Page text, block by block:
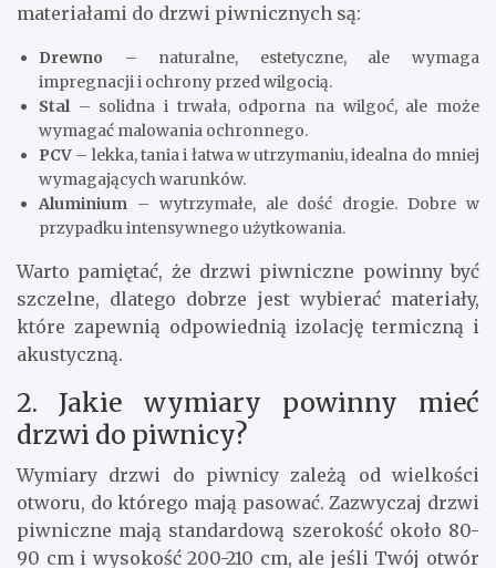
materiałami do drzwi piwnicznych są:
Drewno – naturalne, estetyczne, ale wymaga
impregnacji i ochrony przed wilgocią.
Stal– solidna i trwała, odporna na wilgoć, ale może
wymagać malowania ochronnego.
PCV – lekka, tania i łatwa w utrzymaniu, idealna do mniej
wymagających warunków.
Aluminium – wytrzymałe, ale dość drogie. Dobre w
przypadku intensywnego użytkowania.
Warto pamiętać, że drzwi piwniczne powinny być
szczelne, dlatego dobrze jest wybierać materiały,
które zapewnią odpowiednią izolację termiczną i
akustyczną.
2. Jakie wymiary powinny mieć
drzwi do piwnicy?
Wymiary drzwi do piwnicy zależą od wielkości
otworu, do którego mają pasować. Zazwyczaj drzwi
piwniczne mają standardową szerokość około 80-
90 cm i wysokość 200-210 cm, ale jeśli Twój otwór